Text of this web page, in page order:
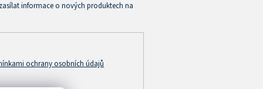
informace o nových produktech na
ochrany osobních údajů